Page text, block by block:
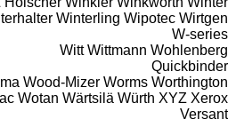
Winterling Wipotec Wirtgen
W-series
Witt Wittmann Wohlenberg
Quickbinder
Wood-Mizer Worms Worthington
Wotan Wärtsilä Würth XYZ Xerox
Versant